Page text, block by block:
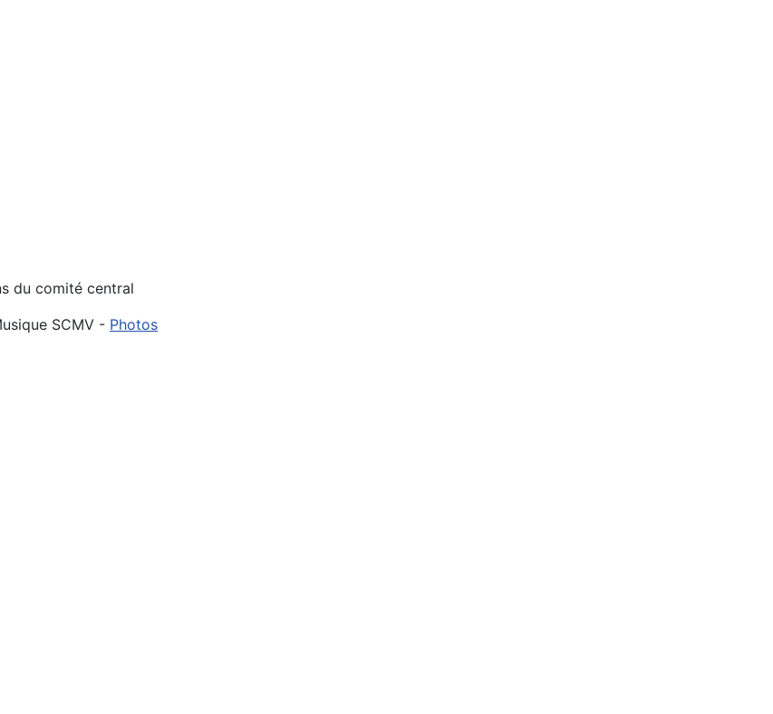
du comité central
SCMV - Photos